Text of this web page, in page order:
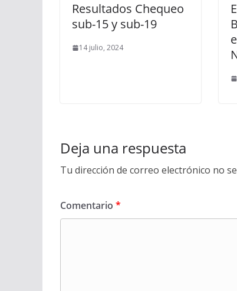
Resultados Chequeo
sub-15 y sub-19
14 julio, 2024
Deja una respuesta
Tu dirección de correo electrónico no
Comentario *